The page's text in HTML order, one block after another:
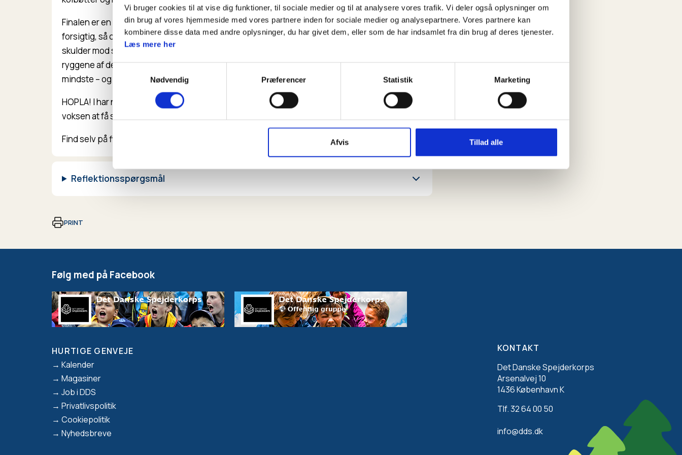
Vi bruger cookies til at vise dig funktioner, til sociale medier og til at analysere vores trafik. Vi deler også oplysninger om
din brug af vores hjemmeside med vores partnere inden for sociale medier og analysepartnere. Vores partnere kan
kombinere disse data med andre oplysninger, du har givet dem, eller som de har indsamlet fra din brug af deres tjenester.
Læs mere her
Samtykkevalg
Nødvendig
Præferencer Statistik Marketing
Afvis Tillad alle
Finalen er en menneskepyramide. Her skal bruges i alt fem børn, og man skal være ret
forsigtig, så der ikke er nogen, der kommer til skade! Tre børn stiller sig på alle fire på gulvet,
skulder mod skulder. Så kravler der to børn op på dem, og stiller sig på alle fire, så de hviler på
ryggene af de nederste. Til sidst kravler endnu et barn op – her er det smart at vælge den
mindste – og det er så meningen, at han skal ende helt oppe på toppen på alle fire.
HOPLA! I har nu en vaskeægte menneskepyramide! (Måske kræver det lidt hjælp fra en
voksen at få sidste mand op!)
Find selv på flere numre med akrobater og linedansere – Kun fantasien sætter grænser!
Reflektionsspørgsmål
PRINT
Følg med på Facebook
KONTAKT
Det Danske Spejderkorps
Arsenalvej 10
1436 København K
Tlf. 32 64 00 50
info@dds.dk
Footer
HURTIGE GENVEJE
Kalender
Magasiner
Job i DDS
Privatlivspolitik
Cookiepolitik
Nyhedsbreve